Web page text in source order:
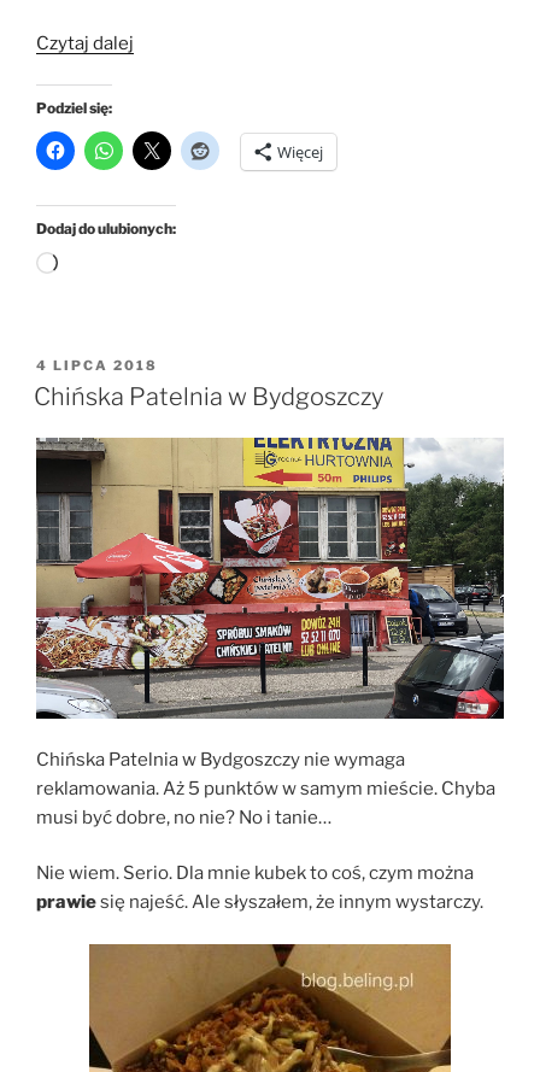
Czytaj dalej
–
Bydgoszcz”
Podziel się:
Więcej
Dodaj do ulubionych:
Wczytywanie…
OPUBLIKOWANE
W
4 LIPCA 2018
Chińska Patelnia w Bydgoszczy
Chińska Patelnia w Bydgoszczy nie wymaga
reklamowania. Aż 5 punktów w samym mieście. Chyba
musi być dobre, no nie? No i tanie…
Nie wiem. Serio. Dla mnie kubek to coś, czym można
prawiesię najeść. Ale słyszałem, że innym wystarczy.